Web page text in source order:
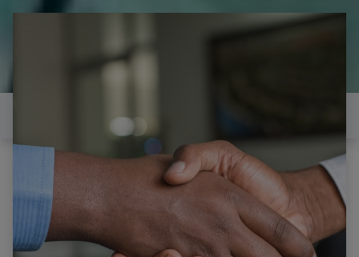
il est temps de
réparer...Electronique 66 est
heureux de vous aider
Tous les produits
Réparation de votre carte d'alimentation de votre
télévision